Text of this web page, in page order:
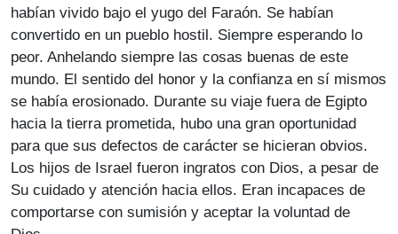
habían vivido bajo el yugo del Faraón. Se habían
convertido en un pueblo hostil. Siempre esperando lo
peor. Anhelando siempre las cosas buenas de este
mundo. El sentido del honor y la confianza en sí mismos
se había erosionado. Durante su viaje fuera de Egipto
hacia la tierra prometida, hubo una gran oportunidad
para que sus defectos de carácter se hicieran obvios.
Los hijos de Israel fueron ingratos con Dios, a pesar de
Su cuidado y atención hacia ellos. Eran incapaces de
comportarse con sumisión y aceptar la voluntad de